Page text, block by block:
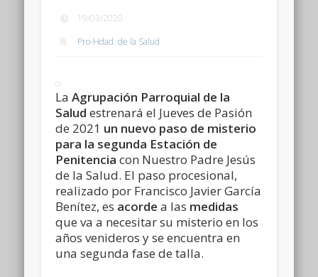
19/03/2020
Pro-Hdad. de la Salud
LaAgrupación Parroquial de la
Salud estrenará el Jueves de Pasión
de 2021 un nuevo paso de misterio
para la segunda Estación de
Penitencia con Nuestro Padre Jesús
de la Salud. El paso procesional,
realizado por Francisco Javier García
Benítez, es acorde a las medidas
que va a necesitar su misterio en los
años venideros y se encuentra en
una segunda fase de talla.